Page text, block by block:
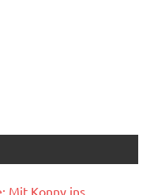
Mit Konny ins